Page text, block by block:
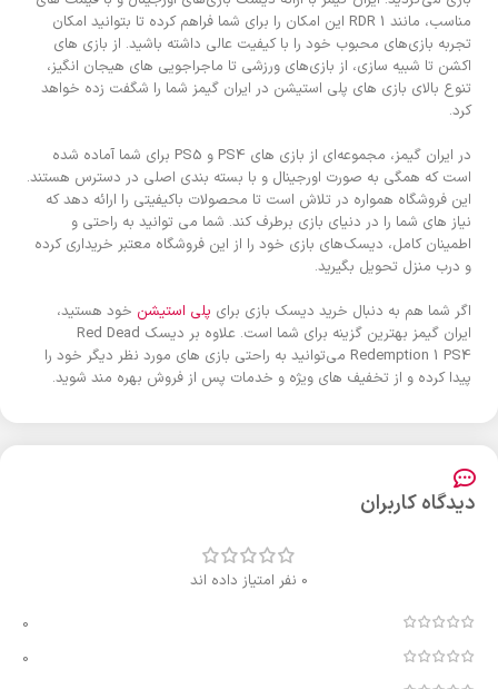
مناسب، مانند RDR 1 این امکان را برای شما فراهم کرده تا بتوانید امکان
تجربه بازی‌های محبوب خود را با کیفیت عالی داشته باشید. از بازی های
اکشن تا شبیه سازی، از بازی‌های ورزشی تا ماجراجویی های هیجان انگیز،
تنوع بالای بازی های پلی استیشن در ایران گیمز شما را شگفت زده خواهد
کرد.
در ایران گیمز، مجموعه‌ای از بازی های PS4 و PS5 برای شما آماده شده
است که همگی به صورت اورجینال و با بسته بندی اصلی در دسترس هستند.
این فروشگاه همواره در تلاش است تا محصولات باکیفیتی را ارائه دهد که
نیاز های شما را در دنیای بازی برطرف کند. شما می توانید به راحتی و
اطمینان کامل، دیسک‌های بازی خود را از این فروشگاه معتبر خریداری کرده
و درب منزل تحویل بگیرید.
اگر شما هم به دنبال خرید دیسک بازی برای پلی استیشن خود هستید،
ایران گیمز بهترین گزینه برای شما است. علاوه بر دیسک Red Dead
Redemption 1 PS4 می‌توانید به راحتی بازی های مورد نظر دیگر خود را
پیدا کرده و از تخفیف های ویژه و خدمات پس از فروش بهره مند شوید.
دیدگاه کاربران
0 نفر امتیاز داده اند
0
0